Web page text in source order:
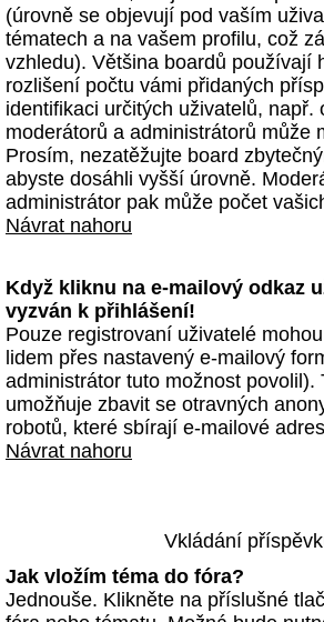
(úrovně se objevují pod vaším
tématech a na vašem profilu, což
vzhledu). Většina boardů používají
rozlišení počtu vámi přidaných
identifikaci určitých uživatelů, např.
moderátorů a administrátorů může
Prosím, nezatěžujte board
abyste dosáhli vyšší úrovně.
administrátor pak může počet
Návrat nahoru
Když kliknu na e-mailový odkaz
vyzván k přihlášení!
Pouze registrovaní uživatelé
lidem přes nastavený e-mailový
administrátor tuto možnost povolil).
umožňuje zbavit se otravných
robotů, které sbírají e-mailové
Návrat nahoru
Vkládání
Jak vložím téma do fóra?
Jednouše. Klikněte na příslušné